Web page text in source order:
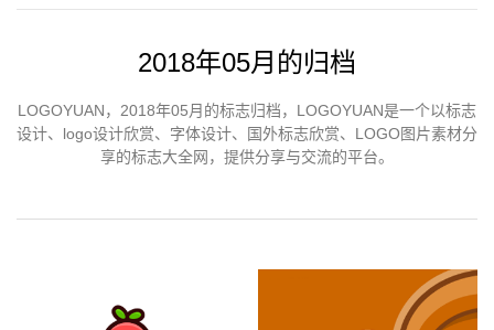
2018年05月的归档
LOGOYUAN，2018年05月的标志归档，LOGOYUAN是一个以标志
设计、logo设计欣赏、字体设计、国外标志欣赏、LOGO图片素材分
享的标志大全网，提供分享与交流的平台。